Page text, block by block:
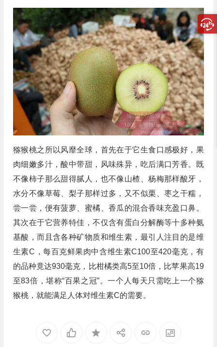
猕猴桃之所以风靡全球，首先在于它生食口感极好，果
肉细嫩多汁，酸中带甜，风味殊异，吃后满口芳香。既
不像柿子那么甜得腻人，也不像山楂、杨梅那样酸牙，
水分不像草莓、梨子那样过多，又不似栗、枣之干糯，
尝一尝，便有菠萝、蜜橘、香瓜的混合香味充盈口鼻。
其次在于它营养特佳，不仅含有蛋白分解酶等十多种氨
基酸，而且含各种矿物质和维生素，最引人注目的是维
生素C，每百克鲜果肉中含维生素C100至420毫克，有
的品种竟达930毫克，比柑橘类高5至10倍，比苹果高19
至83倍，堪称“百果之冠”。一个人每天只需吃上一个猕
猴桃，就能满足人体对维生素C的需要。